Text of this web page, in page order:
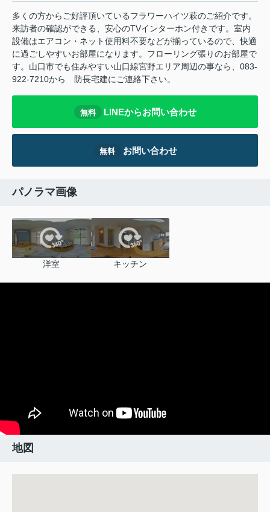
多くの方からご好評頂いているフラワーハイツ萩のご紹介です。
来訪者の確認ができる、安心のTVインターホン付きです。室内
設備はエアコン・ネット使用料不要などが揃っているので、快適
に過ごしやすいお部屋になります。フローリング張りのお部屋で
す。山口市でも住みやすい山口線宮野エリア周辺の事なら、083-
922-7210から 防長宅建にご連絡下さい。
無料 LINEからお問い合わせ
無料 お問い合わせ
パノラマ画像
洋室 キッチン
地図